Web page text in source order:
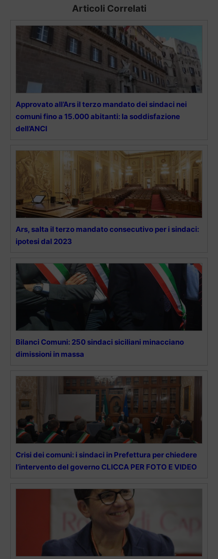
Articoli Correlati
Approvato all’Ars il terzo mandato dei sindaci nei
comuni fino a 15.000 abitanti: la soddisfazione
dell’ANCI
Ars, salta il terzo mandato consecutivo per i sindaci:
ipotesi dal 2023
Bilanci Comuni: 250 sindaci siciliani minacciano
dimissioni in massa
Crisi dei comuni: i sindaci in Prefettura per chiedere
l’intervento del governo CLICCA PER FOTO E VIDEO